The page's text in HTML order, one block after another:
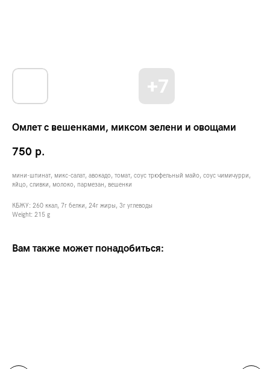
Омлет с вешенками, миксом зелени и овощами
750 р.
мини-шпинат, микс-салат, авокадо, томат, соус трюфельный майо, соус чимичурри,
яйцо, сливки, молоко, пармезан, вешенки
КБЖУ: 260 ккал, 7г белки, 24г жиры, 3г углеводы
Weight: 215 g
Вам также может понадобиться: